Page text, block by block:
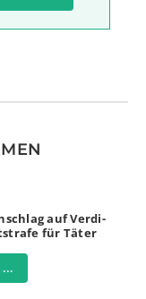
auf Verdi-
für Täter
...